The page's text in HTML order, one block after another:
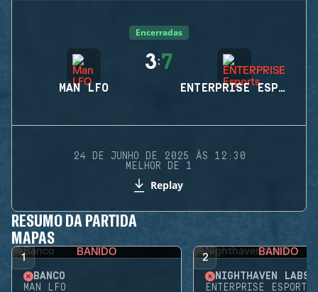
Encerradas
MAN LFO
3:7
ENTERPRISE ESPORTS
24 DE JUNHO DE 2025 ÀS 12:30
MELHOR DE 1
Replay
RESUMO DA PARTIDA
MAPAS
1 BANIDO
BANCO
MAN LFO
2 BANIDO
NIGHTHAVEN LABS
ENTERPRISE ESPORTS